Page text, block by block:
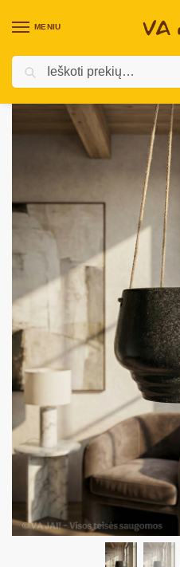
MENIU
Pradžia / Namų dekoras ir aksesuarai